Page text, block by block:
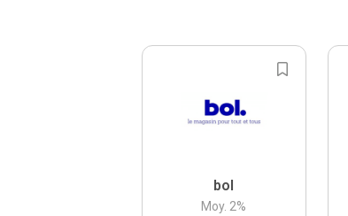
bol
Moy. 2%